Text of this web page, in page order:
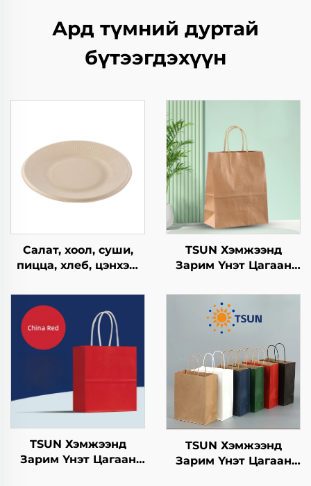
Ард түмний дуртай
бүтээгдэхүүн
Салат, хоол, суши,
пицца, хлеб, цэнхэр,
гамбургерийг
ашиглахад
зориулагдсан буцаж
ашиглах боломжтой
TSUN Хэмжээнд
Зарим Үнэт Цагаан
Нэмэлт Ур чадвараар
Шинэ Жил,
Кристмасийн Хоолын
Пакинг Скрин Принт
TSUN Хэмжээнд
Зарим Үнэт Цагаан
TSUN Хэмжээнд
Зарим Үнэт Цагаан